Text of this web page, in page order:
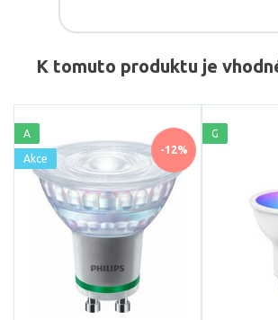
K tomuto produktu je
-12%
A
Akce
G